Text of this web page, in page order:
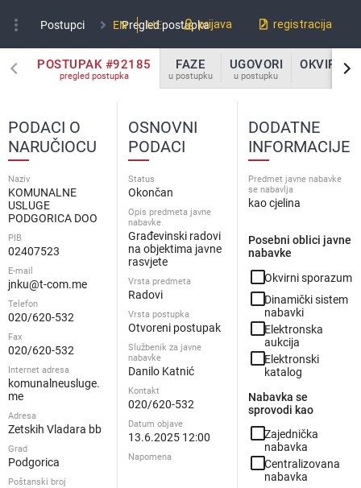
more_vert Postupci Pregled postupka
EN ME prijava registracija
POSTUPAK #92185
pregled postupka
FAZE
u postupku
UGOVORI
u postupku
OKVIRNI
u
OSNOVNI
PODACI
Status
Okončan
Opis predmeta javne
nabavke
Građevinski radovi
na objektima javne
rasvjete
Vrsta predmeta
Radovi
Vrsta postupka
Otvoreni postupak
Službenik za javne
nabavke
Danilo Katnić
Kontakt
020/620-532
Datum objave
13.6.2025 12:00
Napomena
DODATNE
INFORMACIJE
Predmet javne nabavke
se nabavlja
kao cjelina
Posebni oblici javne
nabavke
check_box_outline_blankOkvirni sporazum
check_box_outline_blankDinamički sistem
nabavki
check_box_outline_blankElektronska
aukcija
check_box_outline_blankElektronski
katalog
Nabavka se
sprovodi kao
check_box_outline_blankZajednička
nabavka
check_box_outline_blankCentralizovana
nabavka
PODACI O
NARUČIOCU
Naziv
KOMUNALNE
USLUGE
PODGORICA DOO
PIB
02407523
E-mail
jnku@t-com.me
Telefon
020/620-532
Fax
020/620-532
Internet adresa
komunalneusluge.
me
Adresa
Zetskih Vladara bb
Grad
Podgorica
Poštanski broj